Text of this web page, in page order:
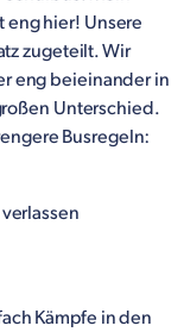
eng hier! Unsere
zugeteilt. Wir
eng beieinander in
Unterschied.
Busregeln:
Kämpfe in den